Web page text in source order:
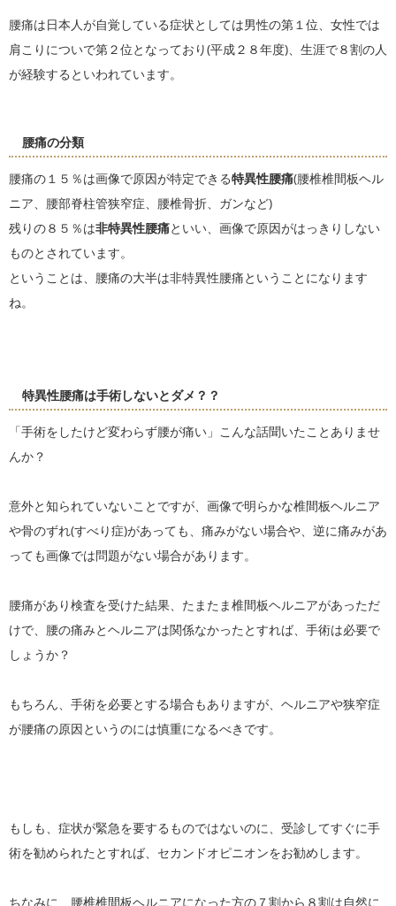
腰痛は日本人が自覚している症状としては男性の第１位、女性では
肩こりについで第２位となっており(平成２８年度)、生涯で８割の人
が経験するといわれています。
腰痛の分類
腰痛の１５％は画像で原因が特定できる特異性腰痛(腰椎椎間板ヘル
ニア、腰部脊柱管狭窄症、腰椎骨折、ガンなど)
残りの８５％は非特異性腰痛といい、画像で原因がはっきりしない
ものとされています。
ということは、腰痛の大半は非特異性腰痛ということになります
ね。
特異性腰痛は手術しないとダメ？？
「手術をしたけど変わらず腰が痛い」こんな話聞いたことありませ
んか？
意外と知られていないことですが、画像で明らかな椎間板ヘルニア
や骨のずれ(すべり症)があっても、痛みがない場合や、逆に痛みがあ
っても画像では問題がない場合があります。
腰痛があり検査を受けた結果、たまたま椎間板ヘルニアがあっただ
けで、腰の痛みとヘルニアは関係なかったとすれば、手術は必要で
しょうか？
もちろん、手術を必要とする場合もありますが、ヘルニアや狭窄症
が腰痛の原因というのには慎重になるべきです。
もしも、症状が緊急を要するものではないのに、受診してすぐに手
術を勧められたとすれば、セカンドオピニオンをお勧めします。
ちなみに、腰椎椎間板ヘルニアになった方の７割から８割は自然に